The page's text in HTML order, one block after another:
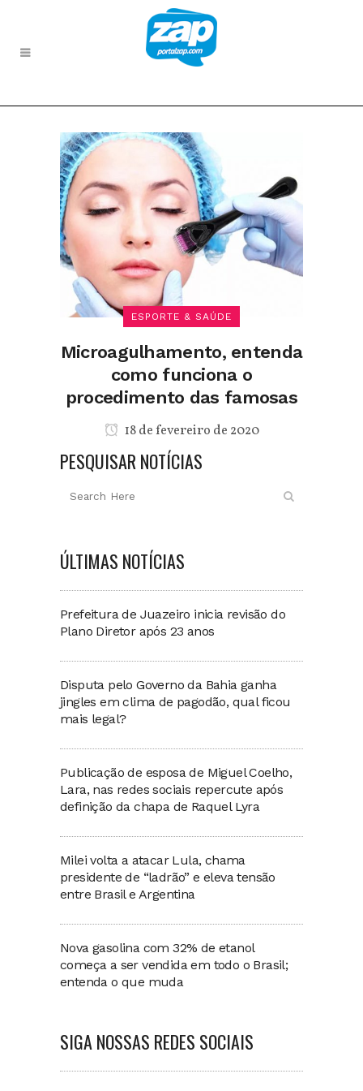
ESPORTE & SAÚDE
Microagulhamento, entenda
como funciona o
procedimento das famosas
18 de fevereiro de 2020
PESQUISAR NOTÍCIAS
ÚLTIMAS NOTÍCIAS
Prefeitura de Juazeiro inicia revisão do
Plano Diretor após 23 anos
Disputa pelo Governo da Bahia ganha
jingles em clima de pagodão, qual ficou
mais legal?
Publicação de esposa de Miguel Coelho,
Lara, nas redes sociais repercute após
definição da chapa de Raquel Lyra
Milei volta a atacar Lula, chama
presidente de “ladrão” e eleva tensão
entre Brasil e Argentina
Nova gasolina com 32% de etanol
começa a ser vendida em todo o Brasil;
entenda o que muda
SIGA NOSSAS REDES SOCIAIS